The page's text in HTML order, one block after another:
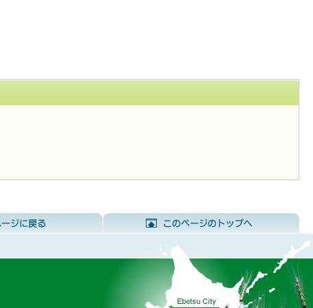
前のページに戻る